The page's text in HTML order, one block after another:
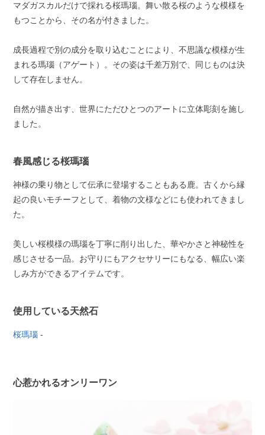
マダガスカルだけで採れる桜瑪瑙。舞い散る桜のような模様を
もつことから、その名が付きました。
成長過程で別の成分を取り込むことにより、不思議な模様が生
まれる瑪瑙（アゲート）。その姿は千差万別で、同じものは決
して存在しません。
自然が描き出す、世界にただひとつのアートに立体彫刻を施し
ました。
春風感じる桜瑪瑙
神様の乗り物として伝承に登場することもある鹿。古くから縁
起の良いモチーフとして、着物の文様などにも使われてきまし
た。
美しい桜模様の瑪瑙を丁寧に削り出した、華やかさと神秘性を
感じさせる一品。お守りにもアクセサリーにもなる、幅広い楽
しみ方ができるアイテムです。
使用している天然石
桜瑪瑙 -
心惹かれるオンリーワン